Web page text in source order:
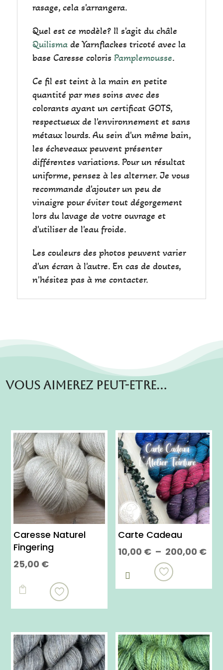
rasage, cela s'arrangera.
Quel est ce modèle? Il s'agit du châle
Quilismade Yarnflackes tricoté avec la
base Caresse coloris Pamplemousse.
Ce fil est teint à la main en petite
quantité par mes soins avec des
colorants ayant un certificat GOTS,
respectueux de l'environnement et sans
métaux lourds. Au sein d'un même bain,
les écheveaux peuvent présenter
différentes variations. Pour un résultat
uniforme, pensez à les alterner. Je vous
recommande d'ajouter un peu de
vinaigre pour éviter tout dégorgement
lors du lavage de votre ouvrage et
d'utiliser de l'eau froide.
Les couleurs des photos peuvent varier
d'un écran à l'autre. En cas de doutes,
n'hésitez pas à me contacter.
Vous aimerez peut-etre…
Caresse Naturel
Fingering
25,00 €

produit
Les
options
peuvent
Carte Cadeau
10,00 € – 200,00 €

produit
a
options
peuvent
être